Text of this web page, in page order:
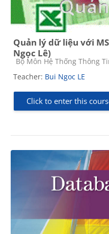
Quản lý dữ liệu với
Ngọc Lê)
Course category
Bộ Môn Hệ Thống Thông
Teacher: Bui Ngoc LE
Click to enter this